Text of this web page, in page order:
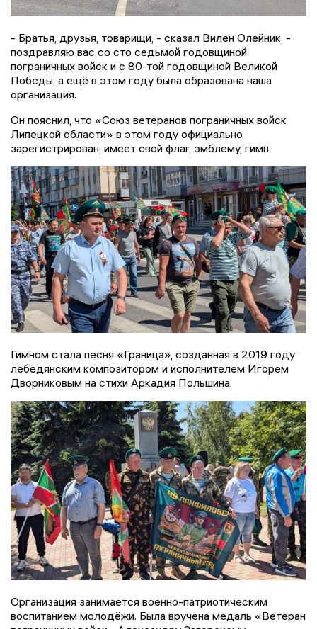
- Братья, друзья, товарищи, - сказал Вилен Олейник, -
поздравляю вас со сто седьмой годовщиной
пограничных войск и с 80-той годовщиной Великой
Победы, а ещё в этом году была образована наша
организация.
Он пояснил, что «Союз ветеранов пограничных войск
Липецкой области» в этом году официально
зарегистрирован, имеет свой флаг, эмблему, гимн.
Гимном стала песня «Граница», созданная в 2019 году
лебедянским композитором и исполнителем Игорем
Дворниковым на стихи Аркадия Польшина.
Организация занимается военно-патриотическим
воспитанием молодёжи. Была вручена медаль «Ветеран